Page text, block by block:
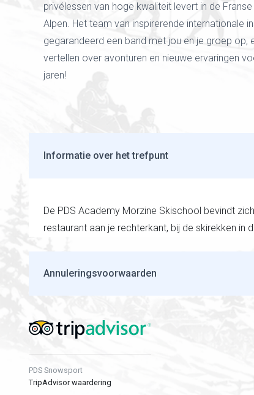
privélessen van hoge kwaliteit levert in de
Alpen. Het team van inspirerende internationale
gegarandeerd een band met jou en je groep op,
vertellen over avonturen en nieuwe ervaringen
jaren!
Informatie over het trefpunt
De PDS Academy Morzine Skischool bevindt
restaurant aan je rechterkant, bij de skirekken in
Annuleringsvoorwaarden
PDS Snowsport
TripAdvisor waardering